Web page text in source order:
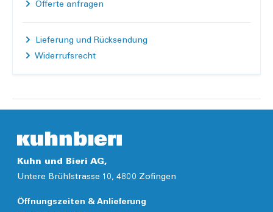
Offerte anfragen
Lieferung und Rücksendung
Widerrufsrecht
Kuhn und Bieri AG,
Untere Brühlstrasse 10, 4800 Zofingen
Öffnungszeiten & Anlieferung